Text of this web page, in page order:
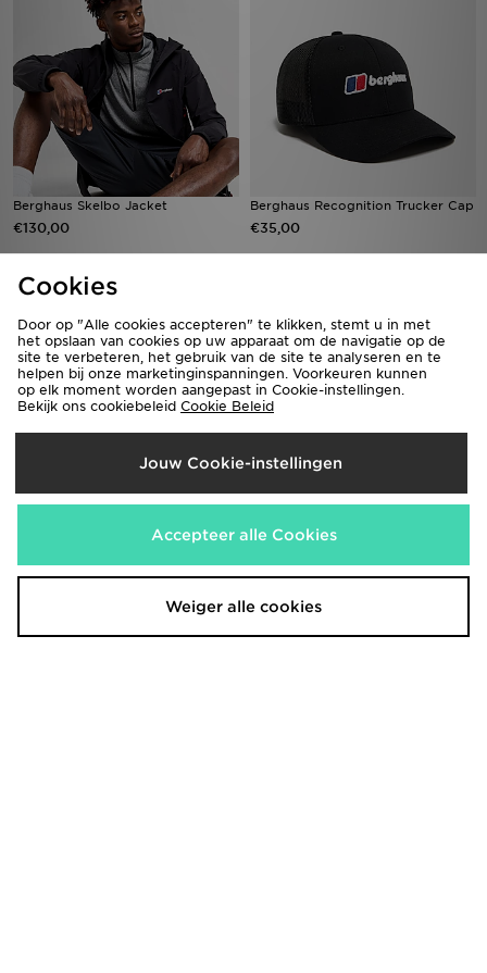
Berghaus Skelbo Jacket
€130,00
Berghaus Recognition Trucker Cap
€35,00
Shop 24/7 met de JD Sports iPhone-app! Krijg onderweg toegang tot
onze nieuwste producten en exclusieve aanbiedingen.
Registreren
Cookies
Door op "Alle cookies accepteren" te klikken, stemt u in met
het opslaan van cookies op uw apparaat om de navigatie op de
site te verbeteren, het gebruik van de site te analyseren en te
helpen bij onze marketinginspanningen. Voorkeuren kunnen
op elk moment worden aangepast in Cookie-instellingen.
Bekijk ons cookiebeleid Cookie Beleid
Jouw Cookie-instellingen
Accepteer alle Cookies
Weiger alle cookies